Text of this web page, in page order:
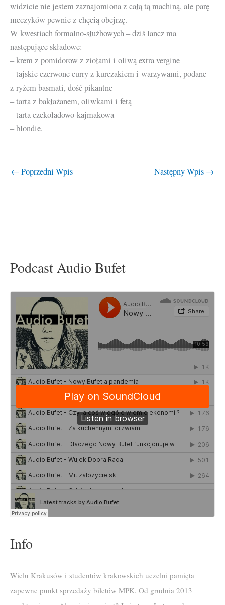
widzicie nie jestem zaznajomiona z całą tą machiną, ale parę
meczyków pewnie z chęcią obejrzę.
W kwestiach formalno-służbowych – dziś lancz ma
następujące składowe:
– krem z pomidorow z ziołami i oliwą extra vergine
– tajskie czerwone curry z kurczakiem i warzywami, podane
z ryżem basmati, dość pikantne
– tarta z bakłażanem, oliwkami i fetą
– tarta czekoladowo-kajmakowa
– blondie.
← Poprzedni Wpis Następny Wpis →
Podcast Audio Bufet
Info
Wielu Krakusów i studentów krakowskich uczelni pamięta
zapewne punkt sprzedaży biletów MPK. Od grudnia 2013